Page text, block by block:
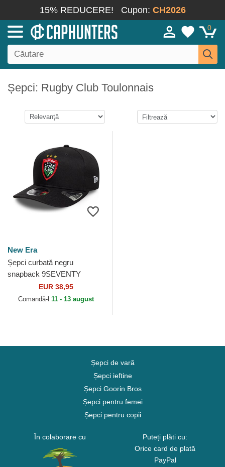
15% REDUCERE! Cupon: CH2026
0
Șepci: Rugby Club Toulonnais
New Era
Șepci curbată negru
snapback 9SEVENTY
Stretch Snap Lily de Rugby
Club Toulonnais French
EUR 38,95
Comandă-l 11 - 13 august
Șepci de vară
Șepci ieftine
Șepci Goorin Bros
Șepci pentru femei
Șepci pentru copii
În colaborare cu
Puteți plăti cu:
Orice card de plată
PayPal